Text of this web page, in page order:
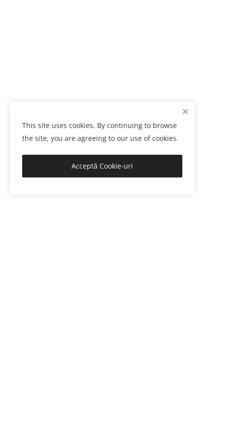
This site uses cookies. By continuing to browse
the site, you are agreeing to our use of cookies.
Acceptă Cookie-uri